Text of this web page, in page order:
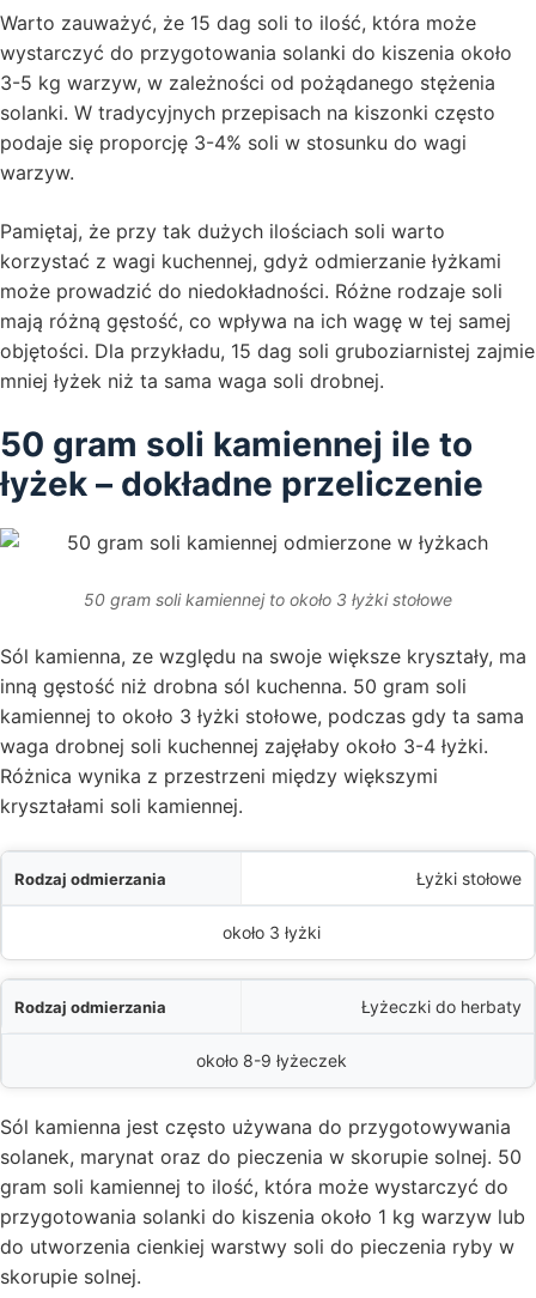
Warto zauważyć, że 15 dag soli to ilość, która może
wystarczyć do przygotowania solanki do kiszenia około
3-5 kg warzyw, w zależności od pożądanego stężenia
solanki. W tradycyjnych przepisach na kiszonki często
podaje się proporcję 3-4% soli w stosunku do wagi
warzyw.
Pamiętaj, że przy tak dużych ilościach soli warto
korzystać z wagi kuchennej, gdyż odmierzanie łyżkami
może prowadzić do niedokładności. Różne rodzaje soli
mają różną gęstość, co wpływa na ich wagę w tej samej
objętości. Dla przykładu, 15 dag soli gruboziarnistej zajmie
mniej łyżek niż ta sama waga soli drobnej.
50 gram soli kamiennej ile to
łyżek – dokładne przeliczenie
50 gram soli kamiennej to około 3 łyżki stołowe
Sól kamienna, ze względu na swoje większe kryształy, ma
inną gęstość niż drobna sól kuchenna. 50 gram soli
kamiennej to około 3 łyżki stołowe, podczas gdy ta sama
waga drobnej soli kuchennej zajęłaby około 3-4 łyżki.
Różnica wynika z przestrzeni między większymi
kryształami soli kamiennej.
Łyżki stołowe
około 3 łyżki
Łyżeczki do herbaty
około 8-9 łyżeczek
Sól kamienna jest często używana do przygotowywania
solanek, marynat oraz do pieczenia w skorupie solnej. 50
gram soli kamiennej to ilość, która może wystarczyć do
przygotowania solanki do kiszenia około 1 kg warzyw lub
do utworzenia cienkiej warstwy soli do pieczenia ryby w
skorupie solnej.